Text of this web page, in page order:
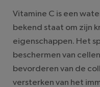
Vitamine C is een
bekend staat om zijn
eigenschappen. Het
beschermen van
bevorderen van de
versterken van het